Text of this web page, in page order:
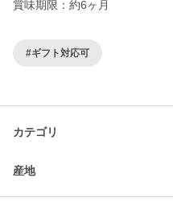
賞味期限：約6ヶ月
#ギフト対応可
カテゴリ
産地